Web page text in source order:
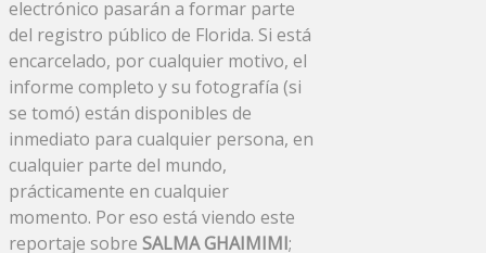
electrónico pasarán a formar parte
del registro público de Florida. Si está
encarcelado, por cualquier motivo, el
informe completo y su fotografía (si
se tomó) están disponibles de
inmediato para cualquier persona, en
cualquier parte del mundo,
prácticamente en cualquier
momento. Por eso está viendo este
reportaje sobre SALMA GHAIMIMI;